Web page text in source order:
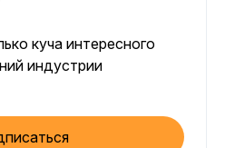
куча интересного
индустрии